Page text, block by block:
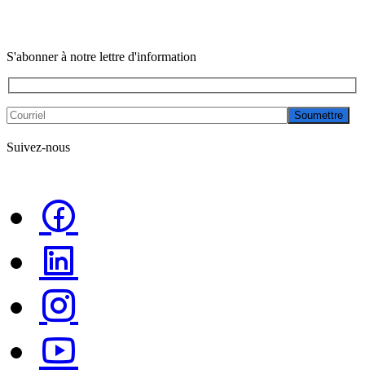
S'abonner à notre lettre d'information
Soumettre
Suivez-nous